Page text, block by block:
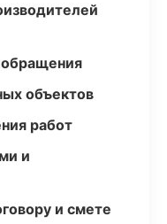
объектов
работ
и
и смете